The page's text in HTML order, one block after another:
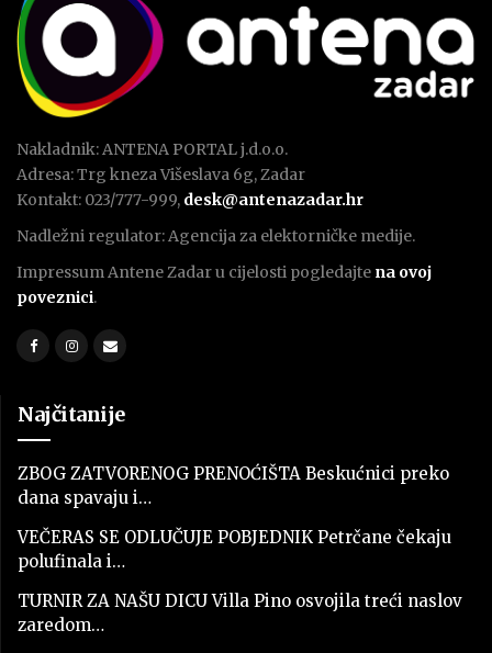
Nakladnik: ANTENA PORTAL j.d.o.o.
Adresa: Trg kneza Višeslava 6g, Zadar
Kontakt: 023/777-999, desk@antenazadar.hr
Nadležni regulator: Agencija za elektorničke medije.
Impressum Antene Zadar u cijelosti pogledajte na ovoj
poveznici.
Najčitanije
ZBOG ZATVORENOG PRENOĆIŠTA Beskućnici preko
dana spavaju i…
VEČERAS SE ODLUČUJE POBJEDNIK Petrčane čekaju
polufinala i…
TURNIR ZA NAŠU DICU Villa Pino osvojila treći naslov
zaredom…